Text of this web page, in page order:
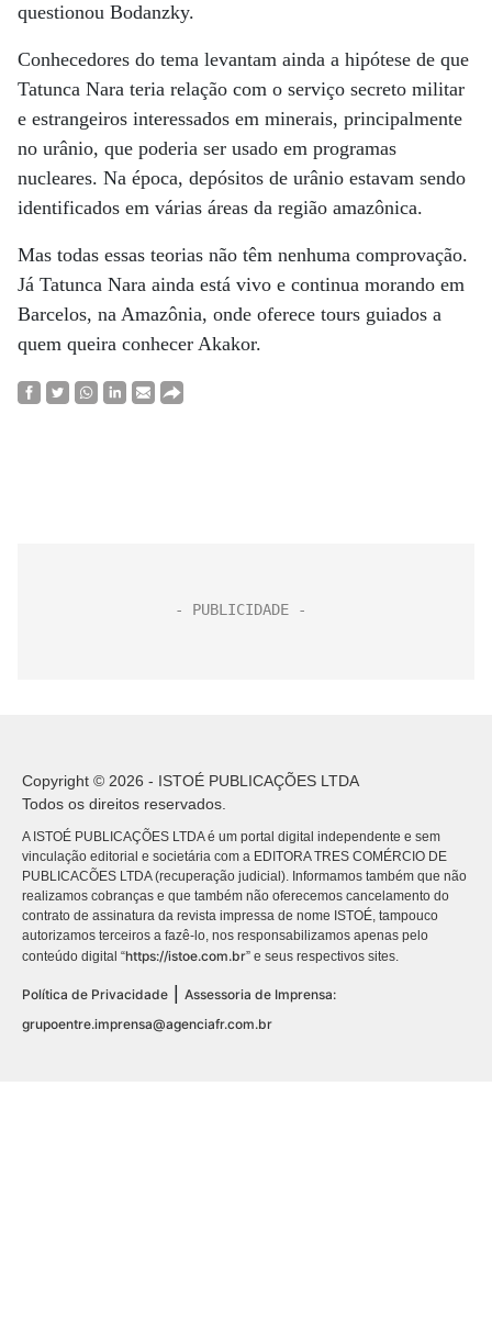
questionou Bodanzky.
Conhecedores do tema levantam ainda a hipótese de que
Tatunca Nara teria relação com o serviço secreto militar
e estrangeiros interessados em minerais, principalmente
no urânio, que poderia ser usado em programas
nucleares. Na época, depósitos de urânio estavam sendo
identificados em várias áreas da região amazônica.
Mas todas essas teorias não têm nenhuma comprovação.
Já Tatunca Nara ainda está vivo e continua morando em
Barcelos, na Amazônia, onde oferece tours guiados a
quem queira conhecer Akakor.
Copyright © 2026 - ISTOÉ PUBLICAÇÕES LTDA
Todos os direitos reservados.
A ISTOÉ PUBLICAÇÕES LTDA é um portal digital independente e sem
vinculação editorial e societária com a EDITORA TRES COMÉRCIO DE
PUBLICACÕES LTDA (recuperação judicial). Informamos também que não
realizamos cobranças e que também não oferecemos cancelamento do
contrato de assinatura da revista impressa de nome ISTOÉ, tampouco
autorizamos terceiros a fazê-lo, nos responsabilizamos apenas pelo
conteúdo digital “https://istoe.com.br” e seus respectivos sites.
Política de Privacidade
Assessoria de Imprensa:
grupoentre.imprensa@agenciafr.com.br